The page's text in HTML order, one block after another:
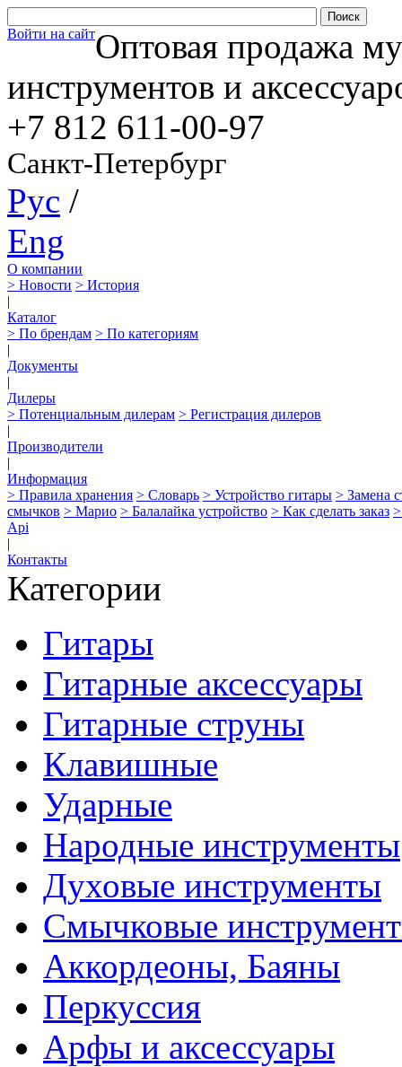
Войти на сайтОптовая продажа
инструментов и
+7 812 611-00-97
Санкт-Петербург
Рус /
Eng
О компании
> Новости > История
|
Каталог
> По брендам > По категориям
|
Документы
|
Дилеры
> Потенциальным дилерам > Регистрация дилеров
|
Производители
|
Информация
> Правила хранения > Словарь > Устройство гитары > Замена
смычков > Марио > Балалайка устройство > Как сделать заказ
Api
|
Контакты
Категории
Гитары
Гитарные аксессуары
Гитарные струны
Клавишные
Ударные
Народные инструменты
Духовые инструменты
Смычковые
Аккордеоны, Баяны
Перкуссия
Арфы и аксессуары